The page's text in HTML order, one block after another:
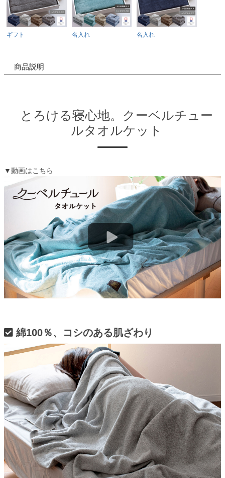
ギフト 名入れ 名入れ
商品説明
とろける寝心地。クーベルチュー
ルタオルケット
▼動画はこちら
綿100％、コシのある肌ざわり